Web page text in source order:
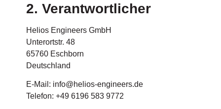
2. Verantwortlicher
Helios Engineers GmbH
Unterortstr. 48
65760 Eschborn
Deutschland
E-Mail: info@helios-engineers.de
Telefon: +49 6196 583 9772